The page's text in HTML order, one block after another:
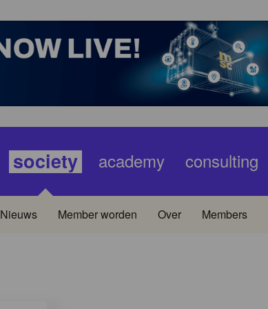
society academy consulting
Nieuws Member worden Over Members